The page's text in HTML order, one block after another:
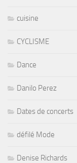
cuisine
CYCLISME
Dance
Danilo Perez
Dates de concerts
défilé Mode
Denise Richards